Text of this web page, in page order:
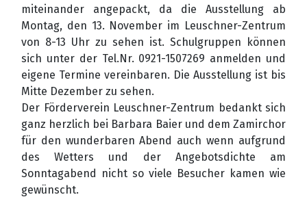
miteinander angepackt, da die Ausstellung ab
Montag, den 13. November im Leuschner-Zentrum
von 8-13 Uhr zu sehen ist. Schulgruppen können
sich unter der Tel.Nr. 0921-1507269 anmelden und
eigene Termine vereinbaren. Die Ausstellung ist bis
Mitte Dezember zu sehen.
Der Förderverein Leuschner-Zentrum bedankt sich
ganz herzlich bei Barbara Baier und dem Zamirchor
für den wunderbaren Abend auch wenn aufgrund
des Wetters und der Angebotsdichte am
Sonntagabend nicht so viele Besucher kamen wie
gewünscht.